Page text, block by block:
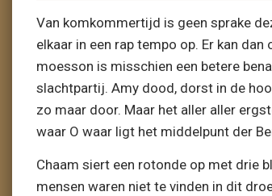
Van komkommertijd is geen sprake
elkaar in een rap tempo op. Er kan
moesson is misschien een betere
slachtpartij. Amy dood, dorst in de
zo maar door. Maar het aller aller
waar O waar ligt het middelpunt der
Chaam siert een rotonde op met drie
mensen waren niet te vinden in dit